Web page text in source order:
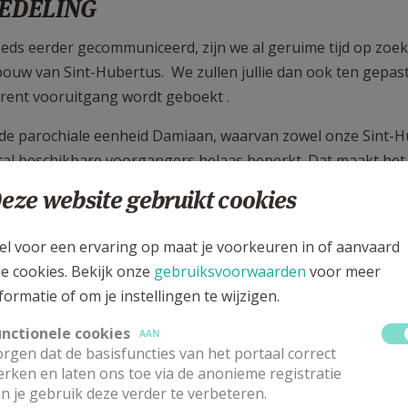
eerder gecommuniceerd, zijn we al geruime tijd op
van Sint-Hubertus. We zullen jullie dan ook ten
vooruitgang wordt geboekt .
parochiale eenheid Damiaan, waarvan zowel onze
beschikbare voorgangers helaas beperkt. Dat maakt
te blijven organiseren.
het duidelijk dat er voor het kerkgebouw van Sint-
geheel aan omstandigheden groeit het besef dat we,
van de misvieringen binnen onze parochie.
zijn er drie eucharistievieringen op zondag: om 08.30
intentie om, nog voor het einde van dit jaar, de mis
overgang wordt momenteel verder uitgewerkt en zal
website gebruikt cookies
voor een ervaring op maat je voorkeuren in of aanvaard
cookies. Bekijk onze gebruiksvoorwaarden voor meer
of om je instellingen te wijzigen.
cookies
AAN
dat de basisfuncties van het portaal correct
en laten ons toe via de anonieme registratie
je gebruik deze verder te verbeteren.